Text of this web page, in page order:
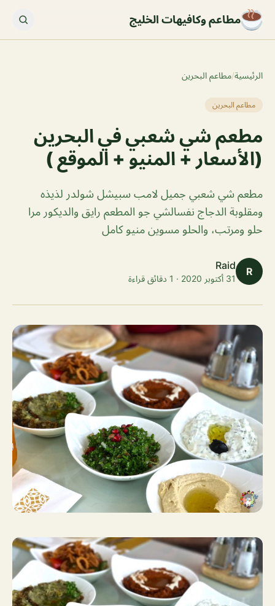
مطاعم وكافيهات الخليج
الرئيسية/مطاعم البحرين
مطاعم البحرين
‎مطعم شي شعبي في البحرين
(الأسعار + المنيو + الموقع )
مطعم شي شعبي جميل لامب سبيشل شولدر لذيذه
ومقلوبة الدجاج نفسالشي جو المطعم رايق والديكور مرا
حلو ومرتب، والحلو مسوين منيو كامل
R
Raid
31 أكتوبر 2020 · 1 دقائق قراءة